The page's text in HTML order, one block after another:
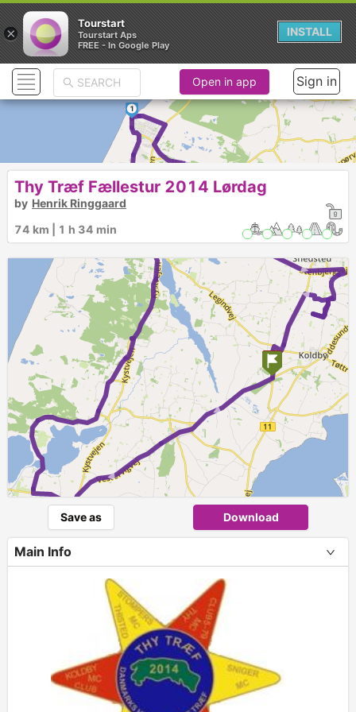
►
►
►
►
►
►
1
Open in app Sign in
Thy Træf Fællestur 2014 Lørdag
by Henrik Ringgaard
74 km | 1 h 34 min
Save as Download
Main Info
×
Tourstart
Tourstart Aps
FREE - In Google Play
INSTALL